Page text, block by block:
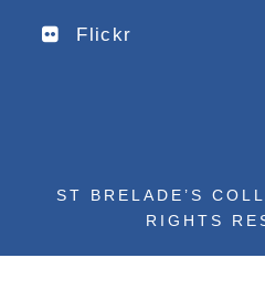
Flickr
ST BRELADE’S
RIGHTS